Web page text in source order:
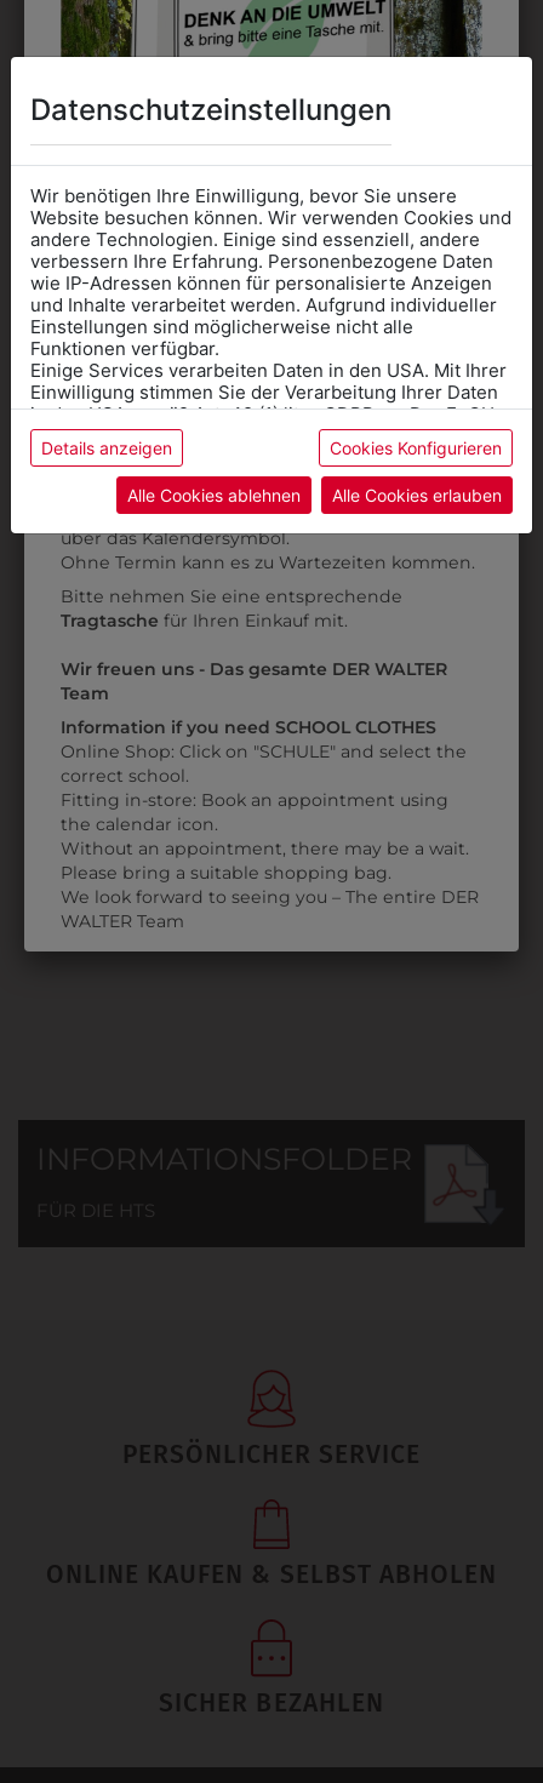
31805PIELA002
PANTOFFEL PIEL-A
€ 40,90
330003216397
GESCHIRRTUCH
GRÜN
€ 2,00
3898054
TEXTILMARKER 1,0
MM
€ 2,90
INFORMATIONSFOLDER
FÜR DIE HTS
PERSÖNLICHER SERVICE
ONLINE KAUFEN & SELBST ABHOLEN
SICHER BEZAHLEN
Datenschutzeinstellungen
Wir benötigen Ihre Einwilligung, bevor Sie unsere
Website besuchen können. Wir verwenden Cookies und
andere Technologien. Einige sind essenziell, andere
verbessern Ihre Erfahrung. Personenbezogene Daten
wie IP-Adressen können für personalisierte Anzeigen
und Inhalte verarbeitet werden. Aufgrund individueller
Einstellungen sind möglicherweise nicht alle
Funktionen verfügbar.
Einige Services verarbeiten Daten in den USA. Mit Ihrer
Einwilligung stimmen Sie der Verarbeitung Ihrer Daten
in den USA gemäß Art. 49 (1) lit. a GDPR zu. Der EuGH
stuft die USA als Land mit unzureichendem Datenschutz
ein, und es besteht das Risiko, dass US-Behörden
Daten ohne Klagemöglichkeit für Europäer überwachen.
Datenschutzerklärungbzw. im
Details anzeigen Cookies Konfigurieren
Alle Cookies ablehnen Alle Cookies erlauben
Informationen wenn Sie
Kleidung
für die SCHULE
benötigen
Online Shop: Klick auf SCHULE in der
Kategorie und die richtige Schule auswählen.
AnprobeVorort im Geschäft: Termin buchen
über das Kalendersymbol.
Ohne Termin kann es zu Wartezeiten kommen.
Bitte nehmen Sie eine entsprechende
Tragtasche für Ihren Einkauf mit.
Wir freuen uns - Das gesamte DER WALTER
Team
Information if you need SCHOOL CLOTHES
Online Shop: Click on "SCHULE" and select the
correct school.
Fitting in-store: Book an appointment using
the calendar icon.
Without an appointment, there may be a wait.
Please bring a suitable shopping bag.
We look forward to seeing you – The entire DER
WALTER Team